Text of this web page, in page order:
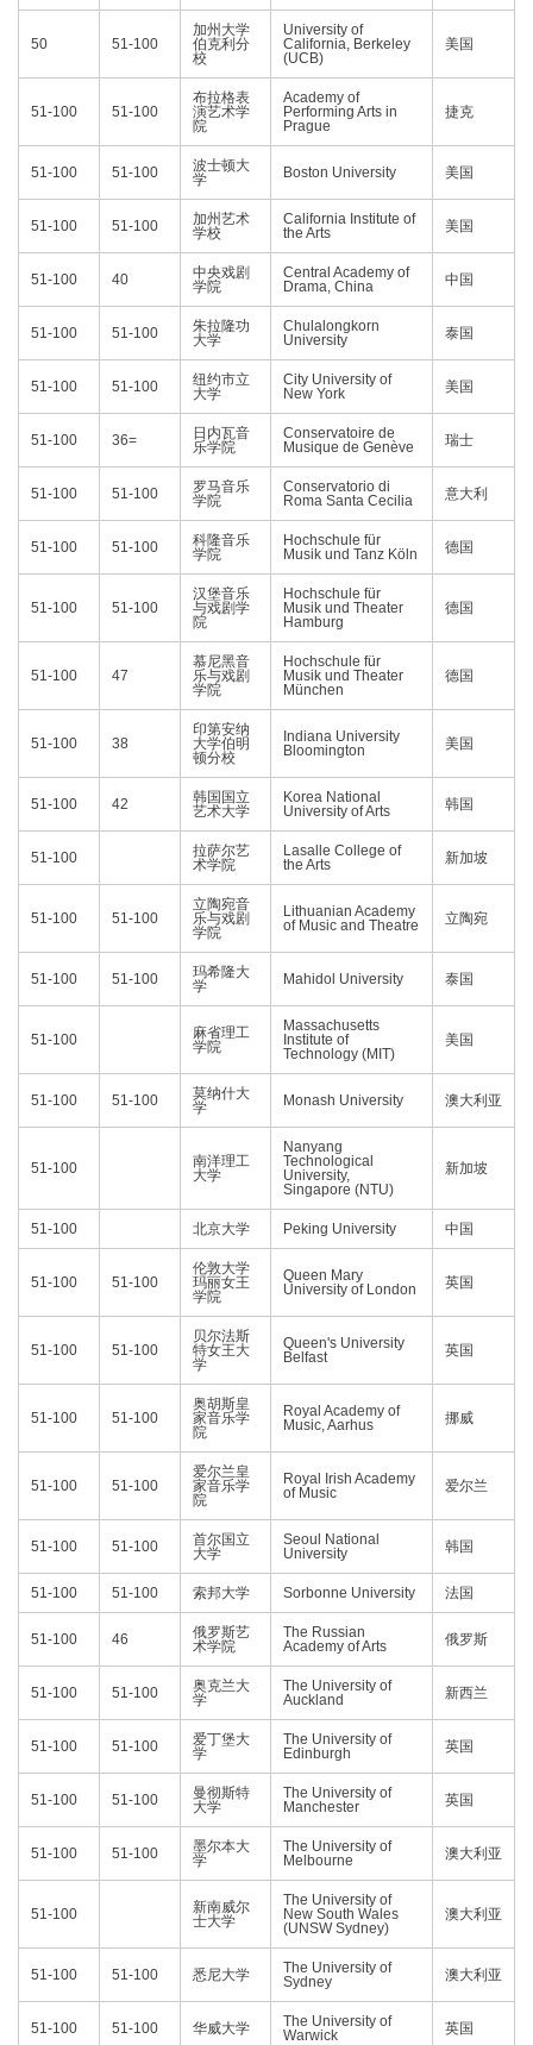
50 51-100
加州大学
伯克利分
校
University of
California, Berkeley
(UCB)
美国
51-100 51-100
布拉格表
演艺术学
院
Academy of
Performing Arts in
Prague
捷克
51-100 51-100
波士顿大
学
Boston University 美国
51-100 51-100
加州艺术
学校
California Institute of
the Arts
美国
51-100 40
中央戏剧
学院
Central Academy of
Drama, China
中国
51-100 51-100
朱拉隆功
大学
Chulalongkorn
University
泰国
51-100 51-100
纽约市立
大学
City University of
New York
美国
51-100 36=
日内瓦音
乐学院
Conservatoire de
Musique de Genève
瑞士
51-100 51-100
罗马音乐
学院
Conservatorio di
Roma Santa Cecilia
意大利
51-100 51-100
科隆音乐
学院
Hochschule für
Musik und Tanz Köln
德国
51-100 51-100
汉堡音乐
与戏剧学
院
Hochschule für
Musik und Theater
Hamburg
德国
51-100 47
慕尼黑音
乐与戏剧
学院
Hochschule für
Musik und Theater
München
德国
51-100 38
印第安纳
大学伯明
顿分校
Indiana University
Bloomington
美国
51-100 42
韩国国立
艺术大学
Korea National
University of Arts
韩国
51-100
拉萨尔艺
术学院
Lasalle College of
the Arts
新加坡
51-100 51-100
立陶宛音
乐与戏剧
学院
Lithuanian Academy
of Music and Theatre
立陶宛
51-100 51-100
玛希隆大
学
Mahidol University 泰国
51-100
麻省理工
学院
Massachusetts
Institute of
Technology (MIT)
美国
51-100 51-100
莫纳什大
学
Monash University 澳大利亚
51-100
南洋理工
大学
Nanyang
Technological
University,
Singapore (NTU)
新加坡
51-100 北京大学 Peking University 中国
51-100 51-100
伦敦大学
玛丽女王
学院
Queen Mary
University of London
英国
51-100 51-100
贝尔法斯
特女王大
学
Queen's University
Belfast
英国
51-100 51-100
奥胡斯皇
家音乐学
院
Royal Academy of
Music, Aarhus
挪威
51-100 51-100
爱尔兰皇
家音乐学
院
Royal Irish Academy
of Music
爱尔兰
51-100 51-100
首尔国立
大学
Seoul National
University
韩国
51-100 51-100 索邦大学 Sorbonne University 法国
51-100 46
俄罗斯艺
术学院
The Russian
Academy of Arts
俄罗斯
51-100 51-100
奥克兰大
学
The University of
Auckland
新西兰
51-100 51-100
爱丁堡大
学
The University of
Edinburgh
英国
51-100 51-100
曼彻斯特
大学
The University of
Manchester
英国
51-100 51-100
墨尔本大
学
The University of
Melbourne
澳大利亚
51-100
新南威尔
士大学
The University of
New South Wales
(UNSW Sydney)
澳大利亚
51-100 51-100 悉尼大学
The University of
Sydney
澳大利亚
51-100 51-100 华威大学
The University of
Warwick
英国